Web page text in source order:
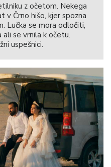
z očetom. Nekega
v Črno hišo, kjer spozna
Lučka se mora odločiti,
se vrnila k očetu.
uspešnici.